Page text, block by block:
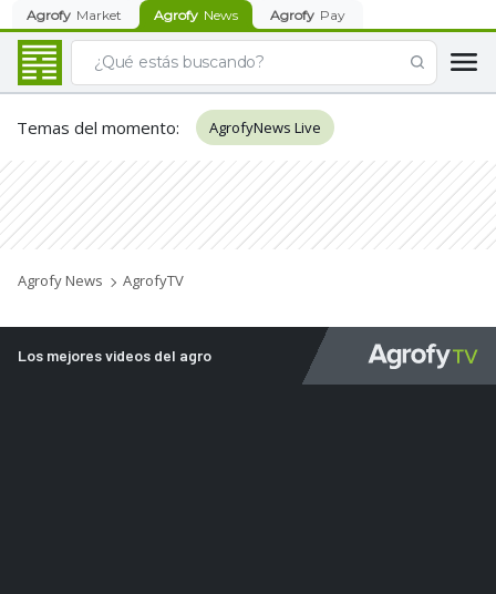
Agrofy Market Agrofy News Agrofy Pay
Temas del momento: AgrofyNews Live
Agrofy News AgrofyTV
Los mejores videos del agro